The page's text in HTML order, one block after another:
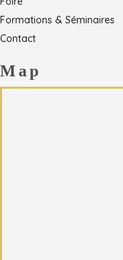
Formations & Séminaires
Contact
Map